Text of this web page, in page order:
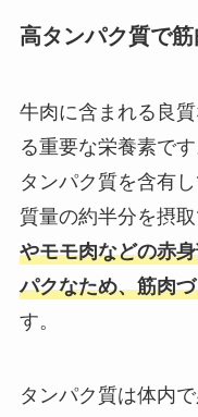
高タンパク質で
牛肉に含まれる良
る重要な栄養素で
タンパク質を含有
質量の約半分を摂取
やモモ肉などの赤
パクなため、筋肉
す。
タンパク質は体内